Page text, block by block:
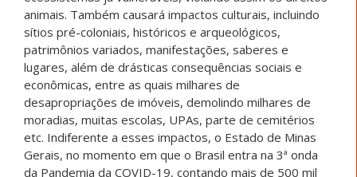
animais. Também causará impactos culturais, incluindo
sítios pré-coloniais, históricos e arqueológicos,
patrimônios variados, manifestações, saberes e
lugares, além de drásticas consequências sociais e
econômicas, entre as quais milhares de
desapropriações de imóveis, demolindo milhares de
moradias, muitas escolas, UPAs, parte de cemitérios
etc. Indiferente a esses impactos, o Estado de Minas
Gerais, no momento em que o Brasil entra na 3ª onda
da Pandemia da COVID-19, contando mais de 500 mil